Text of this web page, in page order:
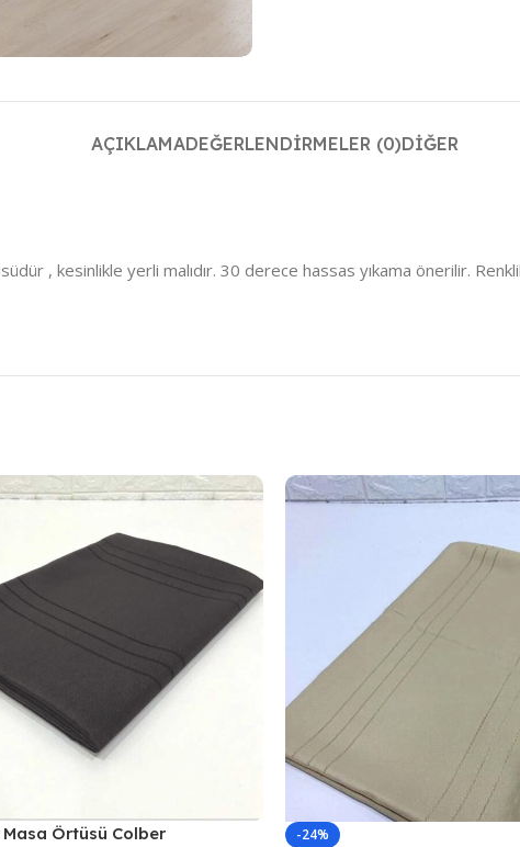
AÇIKLAMADEĞERLENDIRMELER (0)DIĞER
, kesinlikle yerli malıdır. 30 derece hassas yıkama önerilir.
Masa Örtüsü Colber
-24%